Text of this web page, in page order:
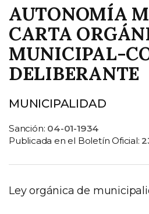
AUTONOMÍA
CARTA
MUNICIPAL-
DELIBERANTE
MUNICIPALIDAD
Sanción: 04-01-1934
Publicada en el Boletín Oficial:
Norma
Ley orgánica de